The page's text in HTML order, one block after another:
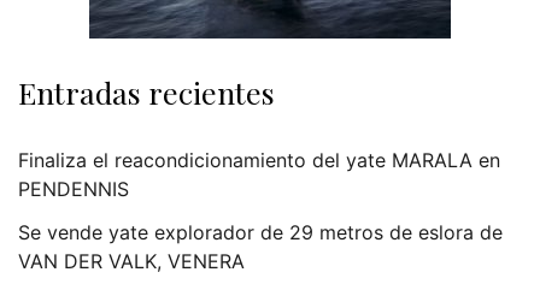
Entradas recientes
Finaliza el reacondicionamiento del yate MARALA en
PENDENNIS
Se vende yate explorador de 29 metros de eslora de
VAN DER VALK, VENERA